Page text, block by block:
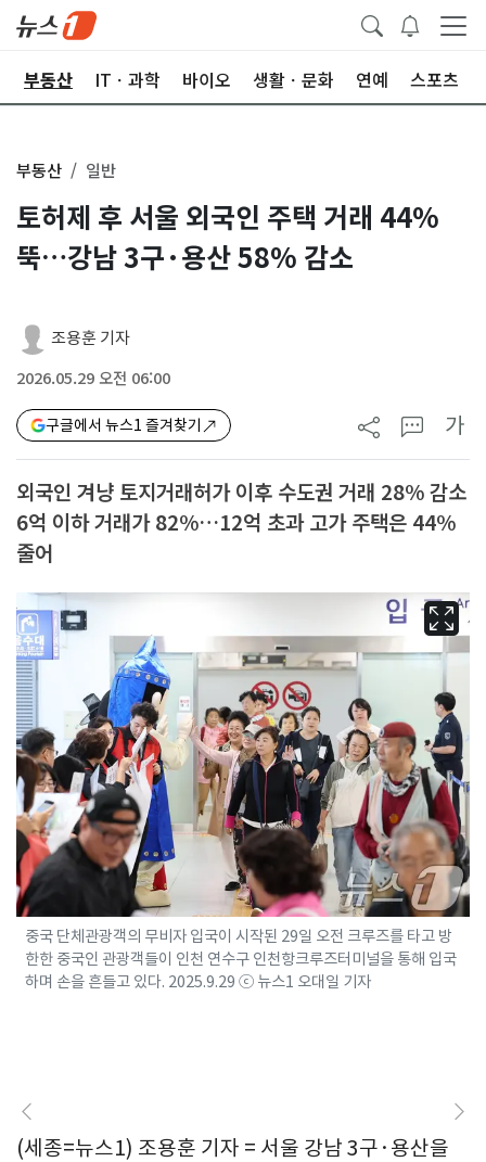
부동산 ITㆍ과학 바이오 생활ㆍ문화 연예 스포츠
부동산 일반
토허제 후 서울 외국인 주택 거래 44%
뚝…강남 3구·용산 58% 감소
조용훈 기자
2026.05.29 오전 06:00
구글에서 뉴스1 즐겨찾기 가
외국인 겨냥 토지거래허가 이후 수도권 거래 28% 감소
6억 이하 거래가 82%…12억 초과 고가 주택은 44%
줄어
중국 단체관광객의 무비자 입국이 시작된 29일 오전 크루즈를 타고 방
한한 중국인 관광객들이 인천 연수구 인천항크루즈터미널을 통해 입국
하며 손을 흔들고 있다. 2025.9.29 ⓒ 뉴스1 오대일 기자
(세종=뉴스1) 조용훈 기자 = 서울 강남 3구·용산을